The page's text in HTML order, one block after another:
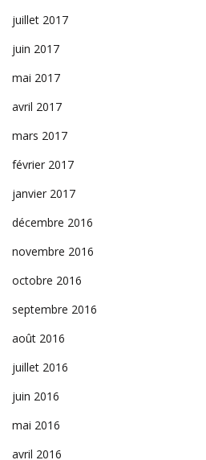
juillet 2017
juin 2017
mai 2017
avril 2017
mars 2017
février 2017
janvier 2017
décembre 2016
novembre 2016
octobre 2016
septembre 2016
août 2016
juillet 2016
juin 2016
mai 2016
avril 2016